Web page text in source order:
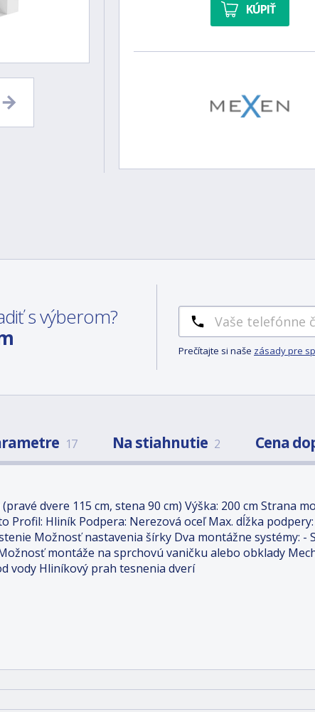
KÚPIŤ
s výberom?
Prečítajte si naše zásady pre
17 Na stiahnutie 2 Cena
dvere 115 cm, stena 90 cm) Výška: 200 cm Strana
Profil: Hliník Podpera: Nerezová oceľ Max. dĺžka
Možnosť nastavenia šírky Dva montážne systémy:
montáže na sprchovú vaničku alebo obklady
vody Hliníkový prah tesnenia dverí